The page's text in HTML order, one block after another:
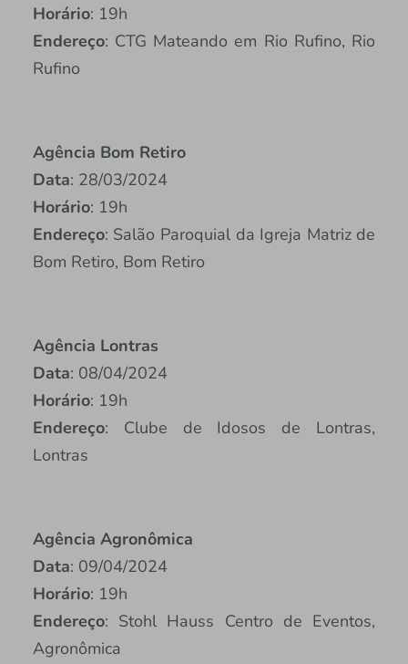
Horário: 19h
Endereço: CTG Mateando em Rio Rufino, Rio
Rufino
Agência Bom Retiro
Data: 28/03/2024
Horário: 19h
Endereço: Salão Paroquial da Igreja Matriz de
Bom Retiro, Bom Retiro
Agência Lontras
Data: 08/04/2024
Horário: 19h
Endereço: Clube de Idosos de Lontras,
Lontras
Agência Agronômica
Data: 09/04/2024
Horário: 19h
Endereço: Stohl Hauss Centro de Eventos,
Agronômica